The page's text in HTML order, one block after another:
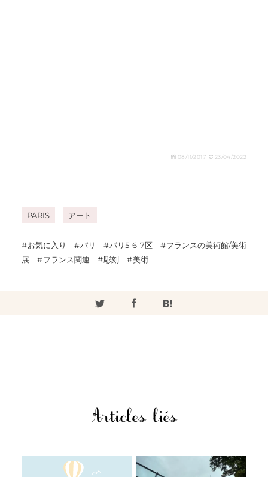
08/11/2017 23/04/2022
PARIS アート
お気に入り パリ パリ5-6-7区
フランスの美術館/美術
展
フランス関連 彫刻 美術
Articles liés